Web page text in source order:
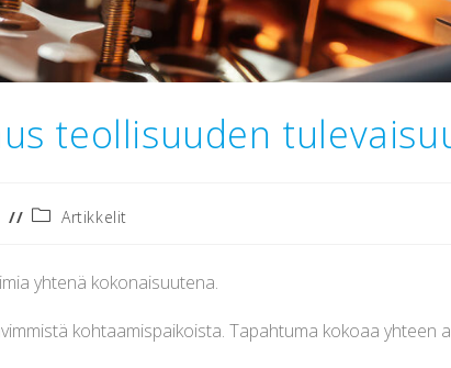
teollisuuden
Artikkelit
yhtenä kokonaisuutena.
kohtaamispaikoista. Tapahtuma kokoaa yhteen